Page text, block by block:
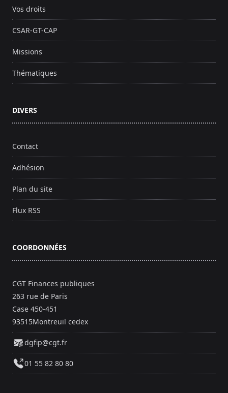
Vos droits
CSAR-GT-CAP
Missions
Thématiques
DIVERS
Contact
Adhésion
Plan du site
Flux RSS
COORDONNÉES
CGT Finances publiques
263 rue de Paris
Case 450-451
93515Montreuil cedex
dgfip@cgt.fr
01 55 82 80 80